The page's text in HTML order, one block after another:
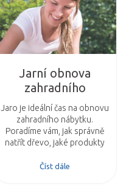
Jarní obnova
zahradního
nábytku: Barvy
Teknos přinášejí
nový život do vaší
zahrady
Jaro je ideální čas na obnovu
zahradního nábytku.
Poradíme vám, jak správně
natřít dřevo, jaké produkty
vaší zahradě svěží, moderní
Číst dále